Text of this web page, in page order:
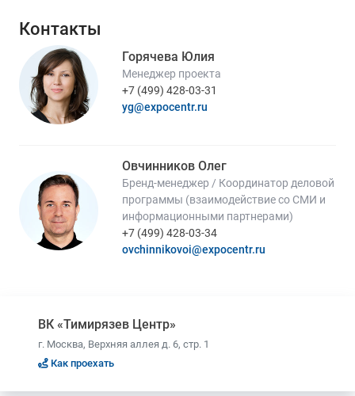
Контакты
Горячева Юлия
Менеджер проекта
+7 (499) 428-03-31
yg@expocentr.ru
Овчинников Олег
Бренд-менеджер / Координатор деловой
программы (взаимодействие со СМИ и
информационными партнерами)
+7 (499) 428-03-34
ovchinnikovoi@expocentr.ru
ВК «Тимирязев Центр»
г. Москва, Верхняя аллея д. 6, стр. 1
Как проехать